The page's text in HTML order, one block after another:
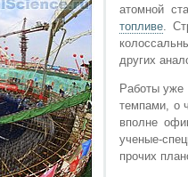
атомной
топливе.
других
Работы уже
темпами, о
вполне
ученые-
прочих